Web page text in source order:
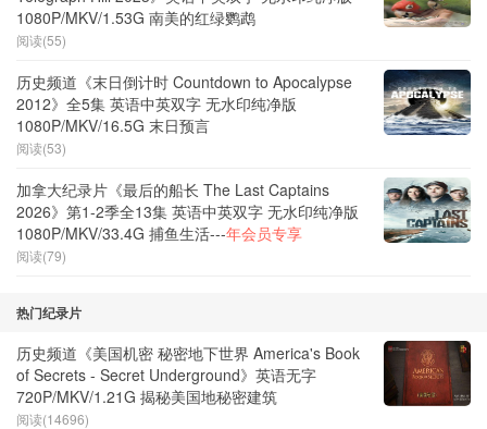
1080P/MKV/1.53G 南美的红绿鹦鹉
阅读(55)
历史频道《末日倒计时 Countdown to Apocalypse
2012》全5集 英语中英双字 无水印纯净版
1080P/MKV/16.5G 末日预言
阅读(53)
加拿大纪录片《最后的船长 The Last Captains
2026》第1-2季全13集 英语中英双字 无水印纯净版
1080P/MKV/33.4G 捕鱼生活---年会员专享
阅读(79)
热门纪录片
历史频道《美国机密 秘密地下世界 America's Book
of Secrets - Secret Underground》英语无字
720P/MKV/1.21G 揭秘美国地秘密建筑
阅读(14696)